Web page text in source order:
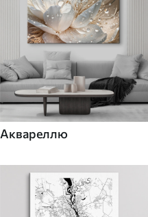
Аквареллю